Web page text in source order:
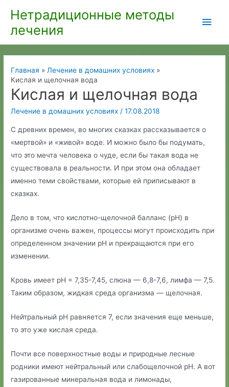
содержимому
Нетрадиционные методы
лечения
Главная
Лечение в домашних условиях
Кислая и щелочная вода
Кислая и щелочная вода
Лечение в домашних условиях /17.08.2018
С древних времен, во многих сказках рассказывается о
«мертвой» и «живой» воде. И можно было бы подумать,
что это мечта человека о чуде, если бы такая вода не
существовала в реальности. И при этом она обладает
именно теми свойствами, которые ей приписывают в
сказках.
Дело в том, что кислотно-щелочной балланс (рН) в
организме очень важен, процессы могут происходить при
определенном значении рН и прекращаются при его
изменении.
Кровь имеет рН = 7,35-7,45, слюна — 6,8-7,6, лимфа — 7,5.
Таким образом, жидкая среда организма — щелочная.
Нейтральный рН равняется 7, если значения еще меньше,
то это уже кислая среда.
Почти все поверхностные воды и природные лесные
родники имеют нейтральный или слабощелочной рН. А вот
газированные минеральная вода и лимонады,